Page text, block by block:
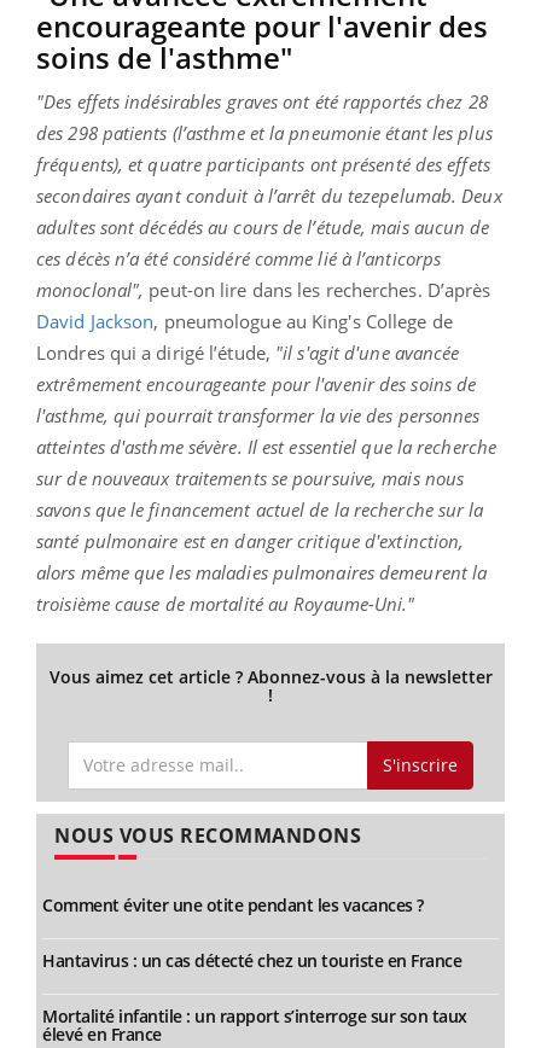
encourageante pour l'avenir des
soins de l'asthme"
"Des effets indésirables graves ont été rapportés chez 28
des 298 patients (l’asthme et la pneumonie étant les plus
fréquents), et quatre participants ont présenté des effets
secondaires ayant conduit à l’arrêt du tezepelumab. Deux
adultes sont décédés au cours de l’étude, mais aucun de
ces décès n’a été considéré comme lié à l’anticorps
monoclonal", peut-on lire dans les recherches. D’après
David Jackson, pneumologue au King's College de
Londres qui a dirigé l’étude, "il s'agit d'une avancée
extrêmement encourageante pour l'avenir des soins de
l'asthme, qui pourrait transformer la vie des personnes
atteintes d'asthme sévère. Il est essentiel que la recherche
sur de nouveaux traitements se poursuive, mais nous
savons que le financement actuel de la recherche sur la
santé pulmonaire est en danger critique d'extinction,
alors même que les maladies pulmonaires demeurent la
troisième cause de mortalité au Royaume-Uni."
Vous aimez cet article ? Abonnez-vous à la newsletter
!
S'inscrire
NOUS VOUS RECOMMANDONS
Comment éviter une otite pendant les vacances ?
Hantavirus : un cas détecté chez un touriste en France
Mortalité infantile : un rapport s’interroge sur son taux
élevé en France